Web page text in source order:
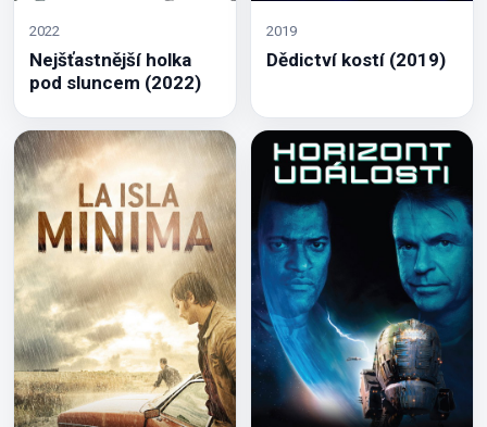
2022
Nejšťastnější holka
pod sluncem (2022)
2019
Dědictví kostí (2019)